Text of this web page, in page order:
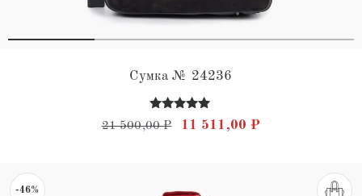
Сумка № 24236
Оценка
5.00
21 500,00₽ Первоначальная цена
11 511,00 ₽Текущая цена:
-46%